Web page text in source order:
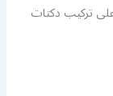
تركيب دكتات